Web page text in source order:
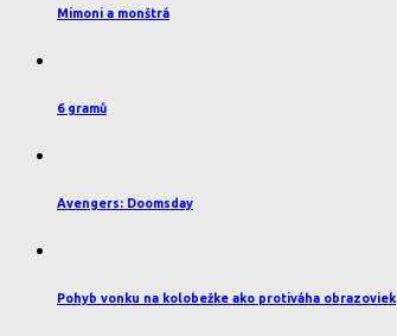
Mimoni a monštrá
6 gramů
Avengers: Doomsday
Pohyb vonku na kolobežke ako protiváha obrazoviek